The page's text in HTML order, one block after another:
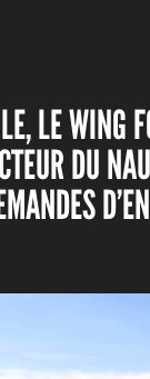
LE WING
DU